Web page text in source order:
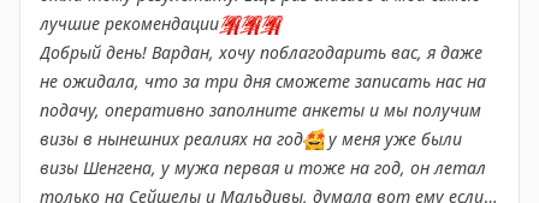
Вернувшись в РФ, снова пишу уже почти ругательно-
грозное сообщение менеджеру- высказала всё свое
недовольство, и тут снова пишет Вардан, с
извинениями и предложением мне вернуть
стоимость карты. Также было предложение было
сделать за их счет по шенгенской визе документы и
лучшие рекомендации💯💯💯
Добрый день! Вардан, хочу поблагодарить вас, я даже
не ожидала, что за три дня сможете записать нас на
подачу, оперативно заполните анкеты и мы получим
визы в нынешних реалиях на год🤩у меня уже были
визы Шенгена, у мужа первая и тоже на год, он летал
только на Сейшелы и Мальдивы, думала вот ему если и